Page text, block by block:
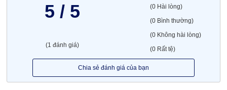
5 / 5
(1 đánh giá)
(0 Hài lòng)
(0 Bình thường)
(0 Không hài lòng)
(0 Rất tệ)
Chia sẻ đánh giá của bạn